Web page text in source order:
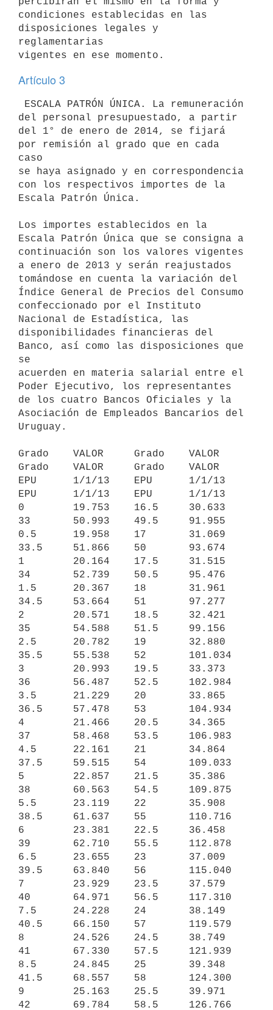
condiciones establecidas en las
disposiciones legales y
reglamentarias
Artículo 3
del personal presupuestado, a partir
del 1° de enero de 2014, se fijará
por remisión al grado que en cada
caso
se haya asignado y en correspondencia
con los respectivos importes de la
Escala Patrón Única.
Los importes establecidos en la
Escala Patrón Única que se consigna a
continuación son los valores vigentes
a enero de 2013 y serán reajustados
tomándose en cuenta la variación del
Índice General de Precios del Consumo
confeccionado por el Instituto
Nacional de Estadística, las
disponibilidades financieras del
Banco, así como las disposiciones que
se
acuerden en materia salarial entre el
Poder Ejecutivo, los representantes
de los cuatro Bancos Oficiales y la
Asociación de Empleados Bancarios del
Uruguay.
Grado    VALOR     Grado    VALOR
Grado    VALOR     Grado    VALOR
EPU      1/1/13    EPU      1/1/13
EPU      1/1/13    EPU      1/1/13
0        19.753    16.5     30.633
33       50.993    49.5     91.955
0.5      19.958    17       31.069
33.5     51.866    50       93.674
1        20.164    17.5     31.515
34       52.739    50.5     95.476
1.5      20.367    18       31.961
34.5     53.664    51       97.277
2        20.571    18.5     32.421
35       54.588    51.5     99.156
2.5      20.782    19       32.880
35.5     55.538    52       101.034
3        20.993    19.5     33.373
36       56.487    52.5     102.984
3.5      21.229    20       33.865
36.5     57.478    53       104.934
4        21.466    20.5     34.365
37       58.468    53.5     106.983
4.5      22.161    21       34.864
37.5     59.515    54       109.033
5        22.857    21.5     35.386
38       60.563    54.5     109.875
5.5      23.119    22       35.908
38.5     61.637    55       110.716
6        23.381    22.5     36.458
39       62.710    55.5     112.878
6.5      23.655    23       37.009
39.5     63.840    56       115.040
7        23.929    23.5     37.579
40       64.971    56.5     117.310
7.5      24.228    24       38.149
40.5     66.150    57       119.579
8        24.526    24.5     38.749
41       67.330    57.5     121.939
8.5      24.845    25       39.348
41.5     68.557    58       124.300
9        25.163    25.5     39.971
42       69.784    58.5     126.766